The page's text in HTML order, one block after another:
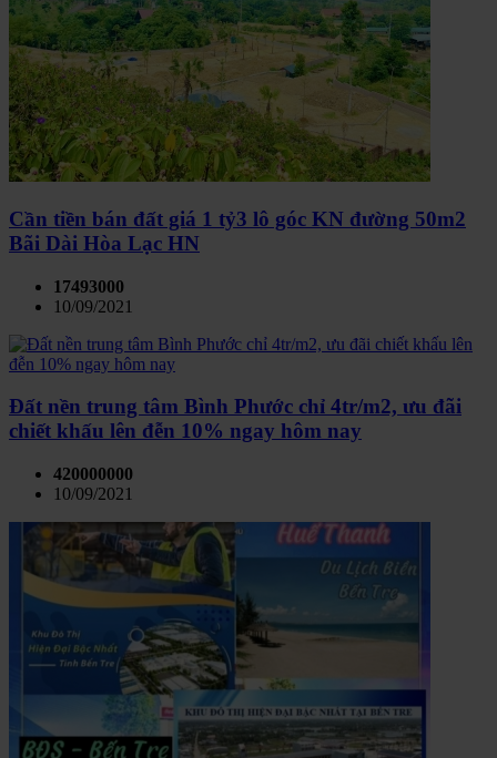
Cần tiền bán đất giá 1 tỷ3 lô góc KN đường 50m2
Bãi Dài Hòa Lạc HN
17493000
10/09/2021
Đất nền trung tâm Bình Phước chỉ 4tr/m2, ưu đãi
chiết khấu lên đễn 10% ngay hôm nay
420000000
10/09/2021